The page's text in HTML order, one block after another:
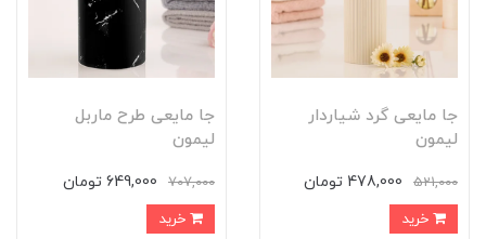
جا مایعی گرد شیاردار
لیمون
521,000 478,000 تومان
جا مایعی طرح ماربل
لیمون
707,000 649,000 تومان